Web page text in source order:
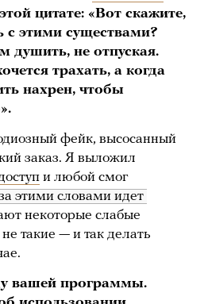
цитате: «Вот скажите,
с этими существами?
не отпуская.
трахать, а когда
нахрен, чтобы
фейк, высосанный
заказ. Я выложил
и любой смог
этими словами идет
некоторые слабые
такие — и так делать
вашей программы.